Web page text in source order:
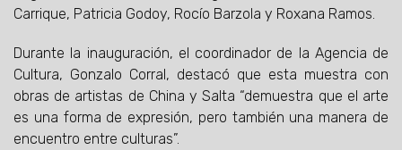
Carrique, Patricia Godoy, Rocío Barzola y Roxana Ramos.
Durante la inauguración, el coordinador de la Agencia de
Cultura, Gonzalo Corral, destacó que esta muestra con
obras de artistas de China y Salta “demuestra que el arte
es una forma de expresión, pero también una manera de
encuentro entre culturas”.